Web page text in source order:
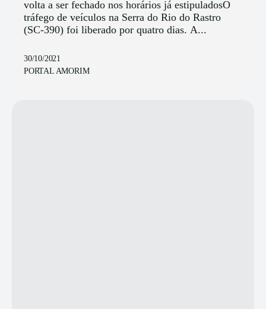
volta a ser fechado nos horários já estipuladosO
tráfego de veículos na Serra do Rio do Rastro
(SC-390) foi liberado por quatro dias. A...
30/10/2021
PORTAL AMORIM